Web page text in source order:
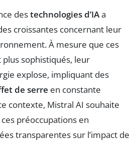
destechnologies d’IAa
croissantes concernant leur
À mesure que ces
sophistiqués, leur
explose, impliquant des
de serre en constante
contexte, Mistral AI souhaite
préoccupations en
transparentes sur l’impact de